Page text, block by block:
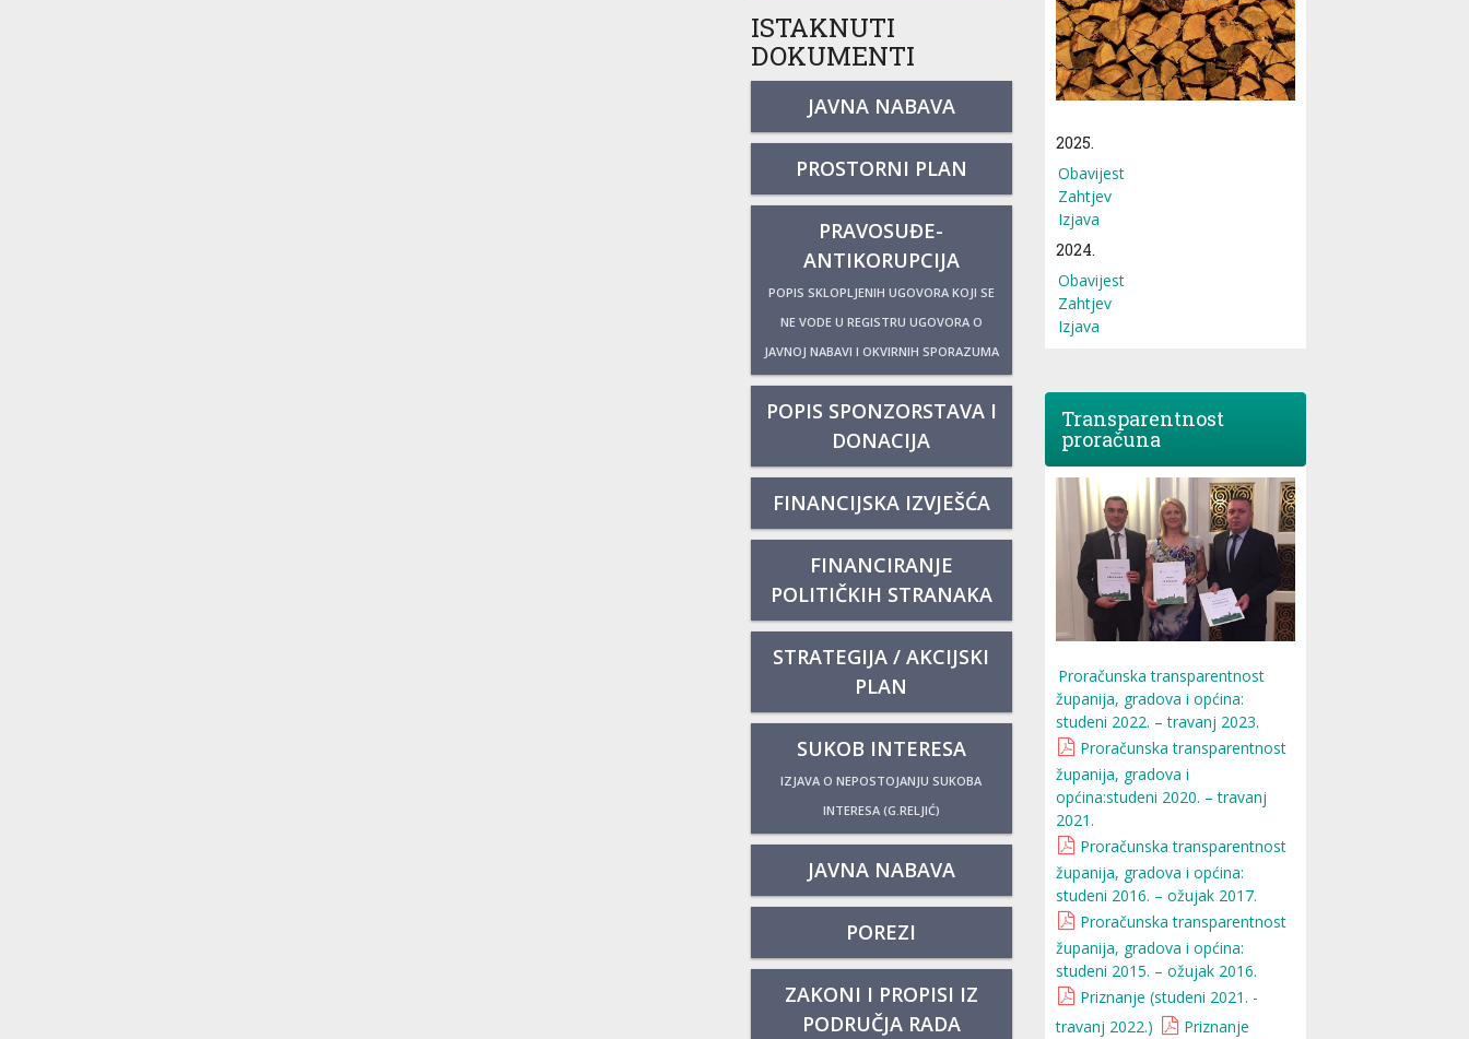
ISTAKNUTI
DOKUMENTI
JAVNA NABAVA
PROSTORNI PLAN
PRAVOSUĐE-
ANTIKORUPCIJA
POPIS SKLOPLJENIH UGOVORA KOJI SE
NE VODE U REGISTRU UGOVORA O
JAVNOJ NABAVI I OKVIRNIH SPORAZUMA
POPIS SPONZORSTAVA I
DONACIJA
FINANCIJSKA IZVJEŠĆA
FINANCIRANJE
POLITIČKIH STRANAKA
STRATEGIJA / AKCIJSKI
PLAN
SUKOB INTERESA
IZJAVA O NEPOSTOJANJU SUKOBA
INTERESA (G.RELJIĆ)
JAVNA NABAVA
POREZI
ZAKONI I PROPISI IZ
PODRUČJA RADA
2025.
Obavijest
Zahtjev
Izjava
2024.
Obavijest
Zahtjev
Izjava
Transparentnost
proračuna
Proračunska transparentnost
županija, gradova i općina:
studeni 2022. – travanj 2023.
Proračunska transparentnost
županija, gradova i
općina:studeni 2020. – travanj
2021.
Proračunska transparentnost
županija, gradova i općina:
studeni 2016. – ožujak 2017.
Proračunska transparentnost
županija, gradova i općina:
studeni 2015. – ožujak 2016.
Priznanje (studeni 2021. -
travanj 2022.)
Priznanje